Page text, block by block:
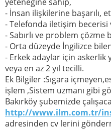
- İnsan ilişkilerine başarılı,
- Telefonda iletişim becerisi
- Sabırlı ve problem çözme
- Orta düzeyde İngilizce
- Erkek adaylar için
veya en az 2 yıl tecilli.
Ek Bilgiler :Sıgara
işlem ,Sistem uzmanı gibi
Bakırköy şubemizde
http://www.ilm.com.tr/
adresinden cv lerini